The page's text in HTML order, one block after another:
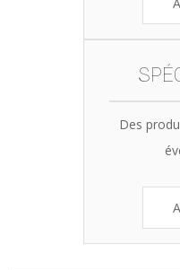
Des